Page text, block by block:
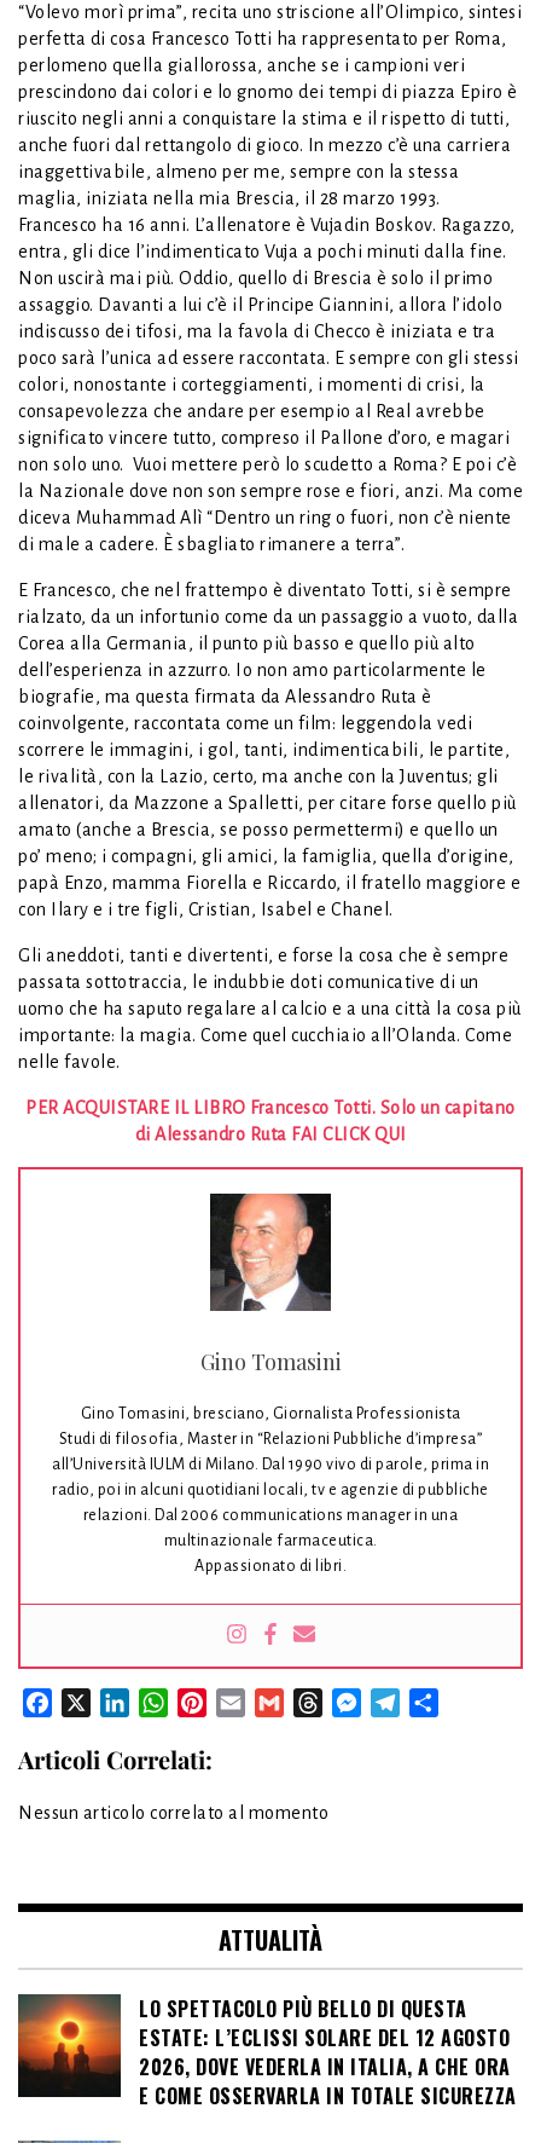
“Volevo morì prima”, recita uno striscione all’Olimpico, sintesi
perfetta di cosa Francesco Totti ha rappresentato per Roma,
perlomeno quella giallorossa, anche se i campioni veri
prescindono dai colori e lo gnomo dei tempi di piazza Epiro è
riuscito negli anni a conquistare la stima e il rispetto di tutti,
anche fuori dal rettangolo di gioco. In mezzo c’è una carriera
inaggettivabile, almeno per me, sempre con la stessa
maglia, iniziata nella mia Brescia, il 28 marzo 1993.
Francesco ha 16 anni. L’allenatore è Vujadin Boskov. Ragazzo,
entra, gli dice l’indimenticato Vuja a pochi minuti dalla fine.
Non uscirà mai più. Oddio, quello di Brescia è solo il primo
assaggio. Davanti a lui c’è il Principe Giannini, allora l’idolo
indiscusso dei tifosi, ma la favola di Checco è iniziata e tra
poco sarà l’unica ad essere raccontata. E sempre con gli stessi
colori, nonostante i corteggiamenti, i momenti di crisi, la
consapevolezza che andare per esempio al Real avrebbe
significato vincere tutto, compreso il Pallone d’oro, e magari
non solo uno. Vuoi mettere però lo scudetto a Roma? E poi c’è
la Nazionale dove non son sempre rose e fiori, anzi. Ma come
diceva Muhammad Alì “Dentro un ring o fuori, non c’è niente
di male a cadere. È sbagliato rimanere a terra”.
E Francesco, che nel frattempo è diventato Totti, si è sempre
rialzato, da un infortunio come da un passaggio a vuoto, dalla
Corea alla Germania, il punto più basso e quello più alto
dell’esperienza in azzurro. Io non amo particolarmente le
biografie, ma questa firmata da Alessandro Ruta è
coinvolgente, raccontata come un film: leggendola vedi
scorrere le immagini, i gol, tanti, indimenticabili, le partite,
le rivalità, con la Lazio, certo, ma anche con la Juventus; gli
allenatori, da Mazzone a Spalletti, per citare forse quello più
amato (anche a Brescia, se posso permettermi) e quello un
po’ meno; i compagni, gli amici, la famiglia, quella d’origine,
papà Enzo, mamma Fiorella e Riccardo, il fratello maggiore e
con Ilary e i tre figli, Cristian, Isabel e Chanel.
Gli aneddoti, tanti e divertenti, e forse la cosa che è sempre
passata sottotraccia, le indubbie doti comunicative di un
uomo che ha saputo regalare al calcio e a una città la cosa più
importante: la magia. Come quel cucchiaio all’Olanda. Come
nelle favole.
PER ACQUISTARE IL LIBRO Francesco Totti. Solo un capitano
di Alessandro Ruta FAI CLICK QUI
Gino Tomasini
Gino Tomasini, bresciano, Giornalista Professionista
Studi di filosofia, Master in “Relazioni Pubbliche d’impresa”
all’Università IULM di Milano. Dal 1990 vivo di parole, prima in
radio, poi in alcuni quotidiani locali, tv e agenzie di pubbliche
relazioni. Dal 2006 communications manager in una
multinazionale farmaceutica.
Appassionato di libri.
Facebook LinkedInWhatsAppPinterest
Email Gmail ThreadsMessenger
Telegram
Articoli Correlati:
Nessun articolo correlato al momento
ATTUALITÀ
LO SPETTACOLO PIÙ BELLO DI QUESTA
ESTATE: L’ECLISSI SOLARE DEL 12 AGOSTO
2026, DOVE VEDERLA IN ITALIA, A CHE ORA
E COME OSSERVARLA IN TOTALE SICUREZZA